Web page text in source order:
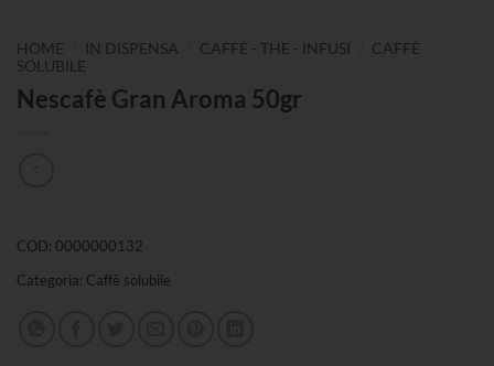
HOME IN DISPENSA CAFFÈ - THE - INFUSI
CAFFÈ
SOLUBILE
Nescafè Gran Aroma 50gr
COD: 0000000132
Categoria: Caffè solubile